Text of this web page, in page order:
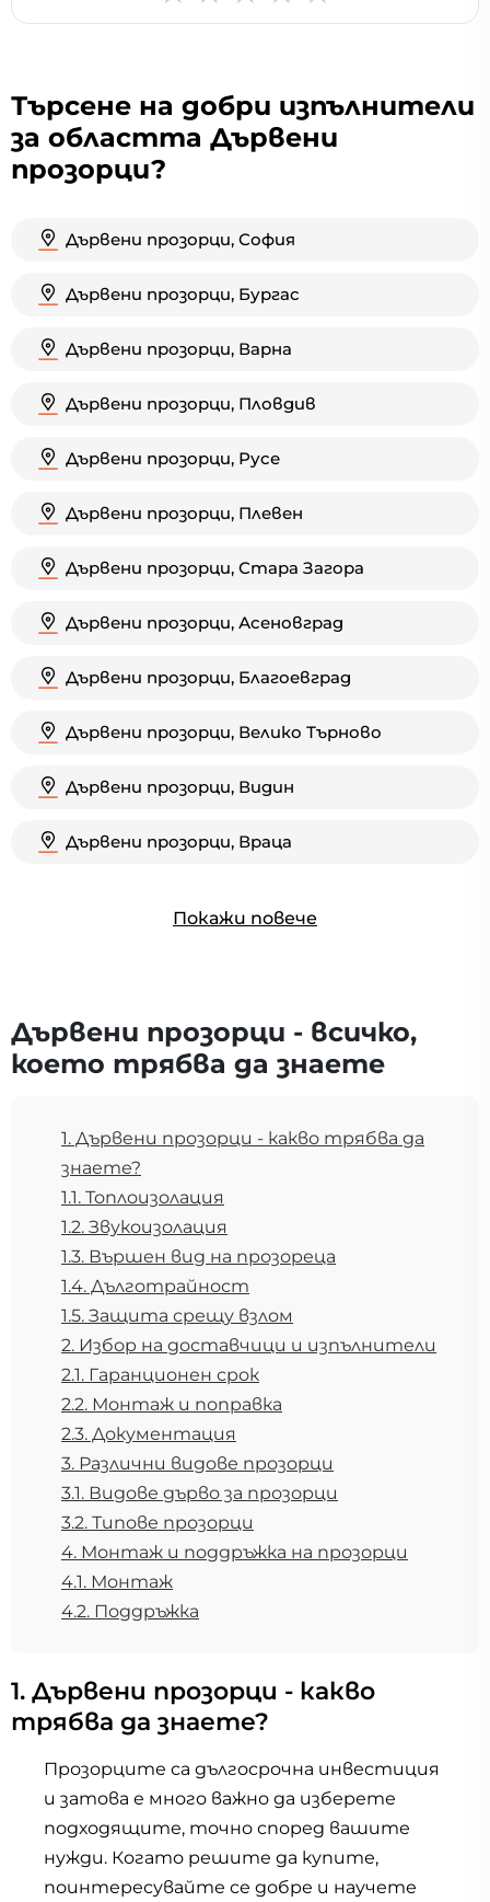
Търсене на добри изпълнители
за областта Дървени
прозорци?
Дървени прозорци, София
Дървени прозорци, Бургас
Дървени прозорци, Варна
Дървени прозорци, Пловдив
Дървени прозорци, Русе
Дървени прозорци, Плевен
Дървени прозорци, Стара Загора
Дървени прозорци, Асеновград
Дървени прозорци, Благоевград
Дървени прозорци, Велико Търново
Дървени прозорци, Видин
Дървени прозорци, Враца
Покажи повече
Дървени прозорци - всичко,
което трябва да знаете
1. Дървени прозорци - какво трябва да
знаете?
1.1. Топлоизолация
1.2. Звукоизолация
1.3. Вършен вид на прозореца
1.4. Дълготрайност
1.5. Защита срещу взлом
2. Избор на доставчици и изпълнители
2.1. Гаранционен срок
2.2. Монтаж и поправка
2.3. Документация
3. Различни видове прозорци
3.1. Видове дърво за прозорци
3.2. Типове прозорци
4. Монтаж и поддръжка на прозорци
4.1. Монтаж
4.2. Поддръжка
1. Дървени прозорци - какво
трябва да знаете?
Прозорците са дългосрочна инвестиция
и затова е много важно да изберете
подходящите, точно според вашите
нужди. Когато решите да купите,
поинтересувайте се добре и научете